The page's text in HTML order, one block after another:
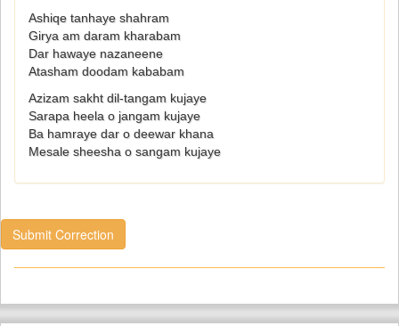
Ashiqe tanhaye shahram
Girya am daram kharabam
Dar hawaye nazaneene
Atasham doodam kababam
Azizam sakht dil-tangam kujaye
Sarapa heela o jangam kujaye
Ba hamraye dar o deewar khana
Mesale sheesha o sangam kujaye
Submit Correction